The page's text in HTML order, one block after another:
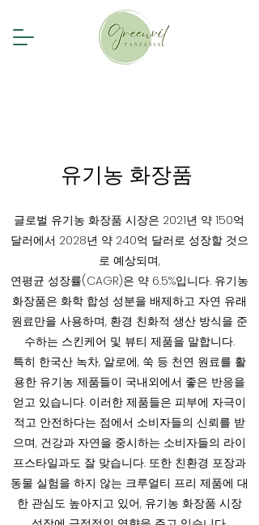
유기농 화장품
글로벌 유기농 화장품 시장은 2021년 약 150억
달러에서 2028년 약 240억 달러로 성장할 것으
로 예상되며,
연평균 성장률(CAGR)은 약 6.5%입니다. 유기농
화장품은 화학 합성 성분을 배제하고 자연 유래
원료만을 사용하며, 환경 친화적 생산 방식을 준
수하는 스킨케어 및 뷰티 제품을 말합니다.
특히 한국산 녹차, 알로에, 쑥 등 천연 원료를 활
용한 유기농 제품들이 국내외에서 좋은 반응을
얻고 있습니다. 이러한 제품들은 피부에 자극이
적고 안전하다는 점에서 소비자들의 신뢰를 받
으며, 건강과 자연을 중시하는 소비자들의 라이
프스타일과도 잘 맞습니다. 또한 친환경 포장과
동물 실험을 하지 않는 크루얼티 프리 제품에 대
한 관심도 높아지고 있어, 유기농 화장품 시장